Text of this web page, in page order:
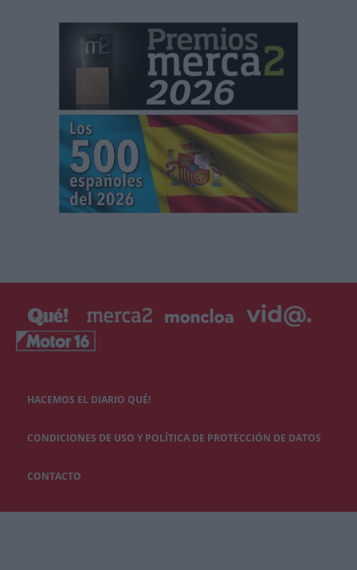
HACEMOS EL DIARIO QUÉ!
CONDICIONES DE USO Y POLÍTICA DE PROTECCIÓN DE DATOS
CONTACTO